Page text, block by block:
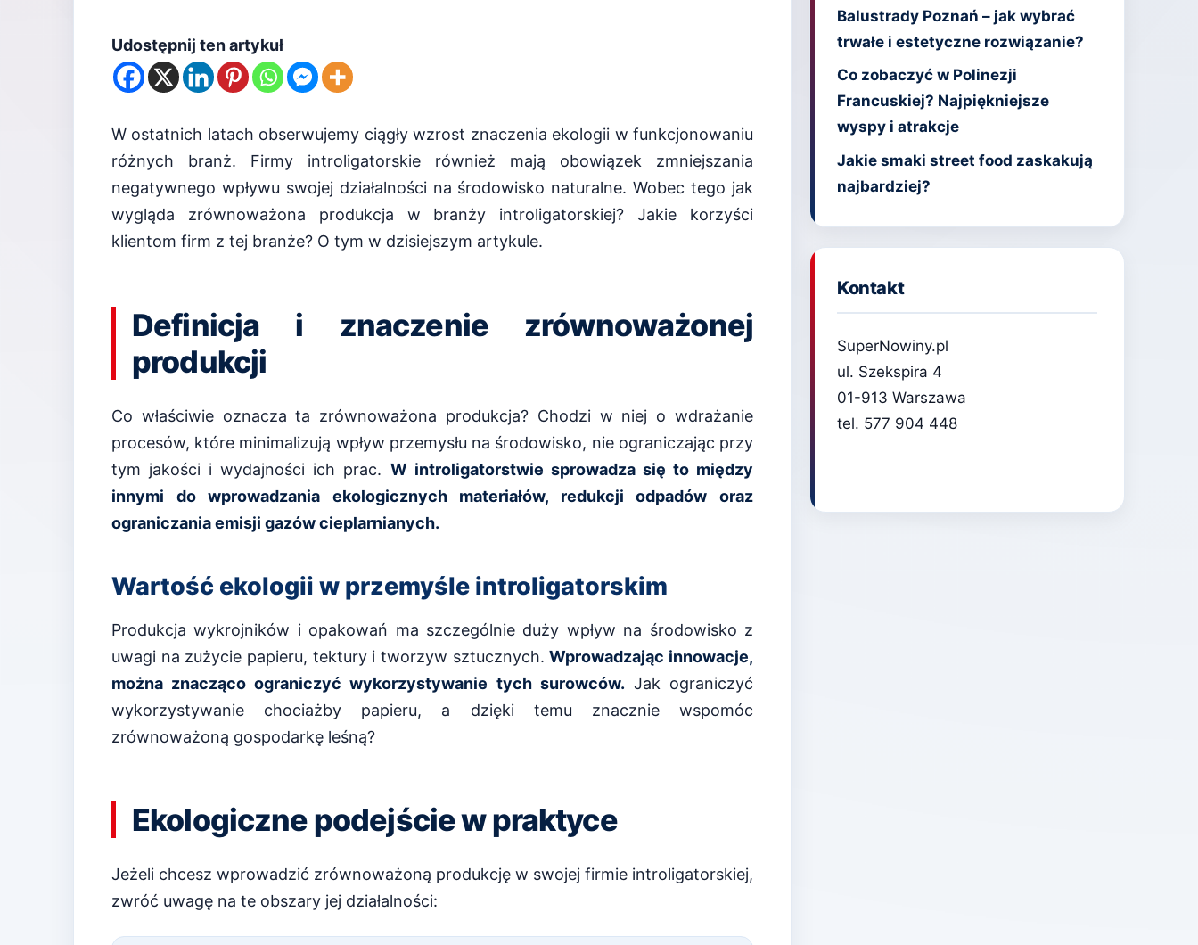
Udostępnij ten artykuł
W ostatnich latach obserwujemy ciągły wzrost znaczenia ekologii w funkcjonowaniu
różnych branż. Firmy introligatorskie również mają obowiązek zmniejszania
negatywnego wpływu swojej działalności na środowisko naturalne. Wobec tego jak
wygląda zrównoważona produkcja w branży introligatorskiej? Jakie korzyści
klientom firm z tej branże? O tym w dzisiejszym artykule.
Definicja i znaczenie zrównoważonej
produkcji
Co właściwie oznacza ta zrównoważona produkcja? Chodzi w niej o wdrażanie
procesów, które minimalizują wpływ przemysłu na środowisko, nie ograniczając przy
tym jakości i wydajności ich prac. W introligatorstwie sprowadza się to między
innymi do wprowadzania ekologicznych materiałów, redukcji odpadów oraz
ograniczania emisji gazów cieplarnianych.
Wartość ekologii w przemyśle introligatorskim
Produkcja wykrojników i opakowań ma szczególnie duży wpływ na środowisko z
uwagi na zużycie papieru, tektury i tworzyw sztucznych.Wprowadzając innowacje,
można znacząco ograniczyć wykorzystywanie tych surowców. Jak ograniczyć
wykorzystywanie chociażby papieru, a dzięki temu znacznie wspomóc
zrównoważoną gospodarkę leśną?
Ekologiczne podejście w praktyce
Jeżeli chcesz wprowadzić zrównoważoną produkcję w swojej firmie introligatorskiej,
zwróć uwagę na te obszary jej działalności:
Balustrady Poznań – jak wybrać
trwałe i estetyczne rozwiązanie?
Co zobaczyć w Polinezji
Francuskiej? Najpiękniejsze
wyspy i atrakcje
Jakie smaki street food zaskakują
najbardziej?
Kontakt
SuperNowiny.pl
ul. Szekspira 4
01-913 Warszawa
tel. 577 904 448